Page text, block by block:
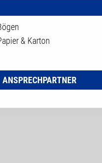
& Karton
ANSPRECHPARTNER